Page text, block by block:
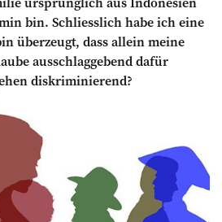
bin. Schliesslich habe ich eine
überzeugt, dass allein ­meine
ausschlaggebend dafür
diskriminierend?